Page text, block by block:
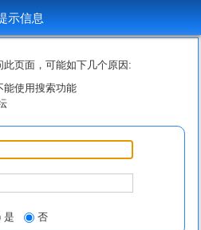
示信息
页面，可能如下几个原因:
能使用搜索功能
是 否